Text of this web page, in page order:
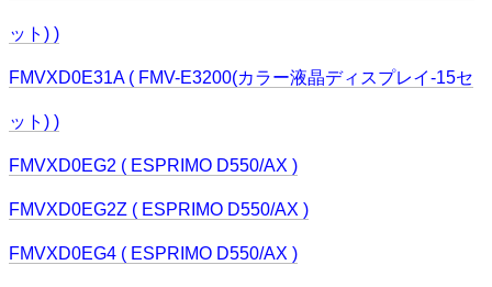
ット) )
FMVXD0E31A ( FMV-E3200(カラー液晶ディスプレイ-15セ
ット) )
FMVXD0EG2 ( ESPRIMO D550/AX )
FMVXD0EG2Z ( ESPRIMO D550/AX )
FMVXD0EG4 ( ESPRIMO D550/AX )